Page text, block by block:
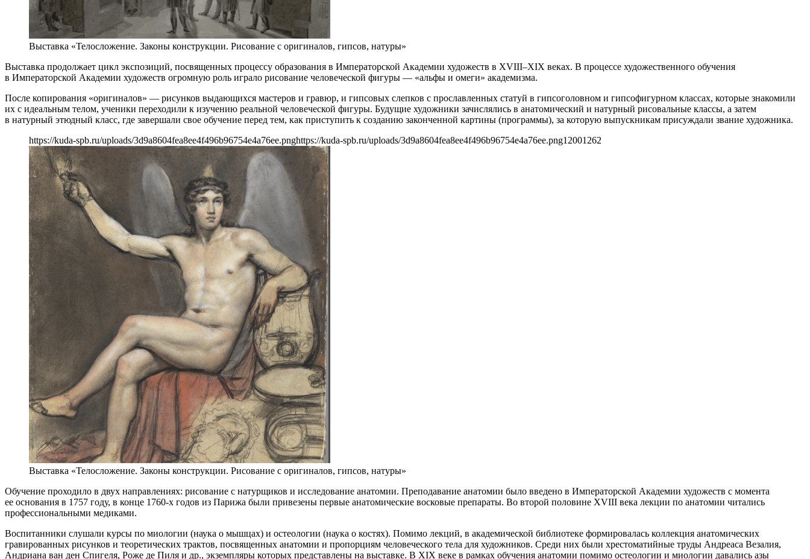
Выставка «Телосложение. Законы конструкции. Рисование с оригиналов, гипсов, натуры»
Выставка продолжает цикл экспозиций, посвященных процессу образования в Императорской Академии художеств в XVIII–XIX веках. В процессе художественного обучения
в Императорской Академии художеств огромную роль играло рисование человеческой фигуры — «альфы и омеги» академизма.
После копирования «оригиналов» — рисунков выдающихся мастеров и гравюр, и гипсовых слепков с прославленных статуй в гипсоголовном и гипсофигурном классах, которые знакомили
их с идеальным телом, ученики переходили к изучению реальной человеческой фигуры. Будущие художники зачислялись в анатомический и натурный рисовальные классы, а затем
в натурный этюдный класс, где завершали свое обучение перед тем, как приступить к созданию законченной картины (программы), за которую выпускникам присуждали звание художника.
https://kuda-spb.ru/uploads/3d9a8604fea8ee4f496b96754e4a76ee.pnghttps://kuda-spb.ru/uploads/3d9a8604fea8ee4f496b96754e4a76ee.png12001262
Выставка «Телосложение. Законы конструкции. Рисование с оригиналов, гипсов, натуры»
Обучение проходило в двух направлениях: рисование с натурщиков и исследование анатомии. Преподавание анатомии было введено в Императорской Академии художеств с момента
ее основания в 1757 году, в конце 1760-х годов из Парижа были привезены первые анатомические восковые препараты. Во второй половине XVIII века лекции по анатомии читались
профессиональными медиками.
Воспитанники слушали курсы по миологии (наука о мышцах) и остеологии (наука о костях). Помимо лекций, в академической библиотеке формировалась коллекция анатомических
гравированных рисунков и теоретических трактов, посвященных анатомии и пропорциям человеческого тела для художников. Среди них были хрестоматийные труды Андреаса Везалия,
Андриана ван ден Спигеля, Роже де Пиля и др., экземпляры которых представлены на выставке. В XIX веке в рамках обучения анатомии помимо остеологии и миологии давались азы